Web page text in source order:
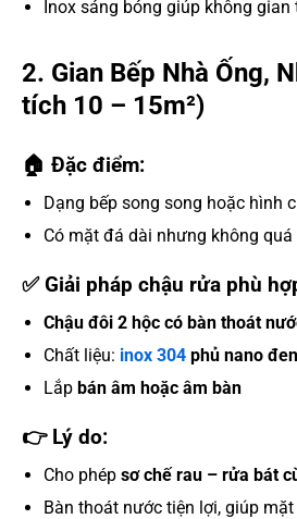
Inox sáng bóng giúp không gian
2. Gian Bếp Nhà Ống,
tích 10 – 15m²)
🏠 Đặc điểm:
Dạng bếp song song hoặc hình
Có mặt đá dài nhưng không quá
✅ Giải pháp chậu rửa phù
Chậu đôi 2 hộc có bàn thoát
Chất liệu: inox 304 phủ nano
Lắp bán âm hoặc âm bàn
👉 Lý do:
Cho phép sơ chế rau – rửa bát
Bàn thoát nước tiện lợi, giúp